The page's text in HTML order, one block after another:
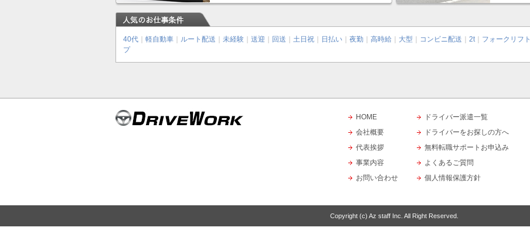
40代 軽自動車 ルート配送 未経験 送迎 回送 土日祝 日払い 夜勤 高時給 大型 コンビニ配送 2t｜ フォークリフト
プ
HOME
会社概要
代表挨拶
事業内容
お問い合わせ
ドライバー派遣一覧
ドライバーをお探しの方へ
無料転職サポートお申込み
よくあるご質問
個人情報保護方針
Copyright (c) Az staff Inc. All Right Reserved.